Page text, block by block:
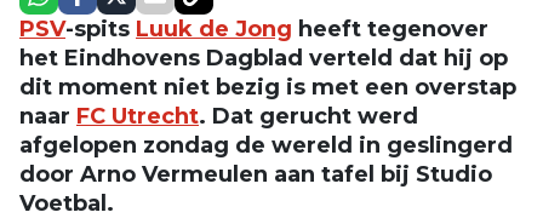
PSV-spits Luuk de Jong heeft tegenover
het Eindhovens Dagblad verteld dat hij op
dit moment niet bezig is met een overstap
naar FC Utrecht. Dat gerucht werd
afgelopen zondag de wereld in geslingerd
door Arno Vermeulen aan tafel bij Studio
Voetbal.